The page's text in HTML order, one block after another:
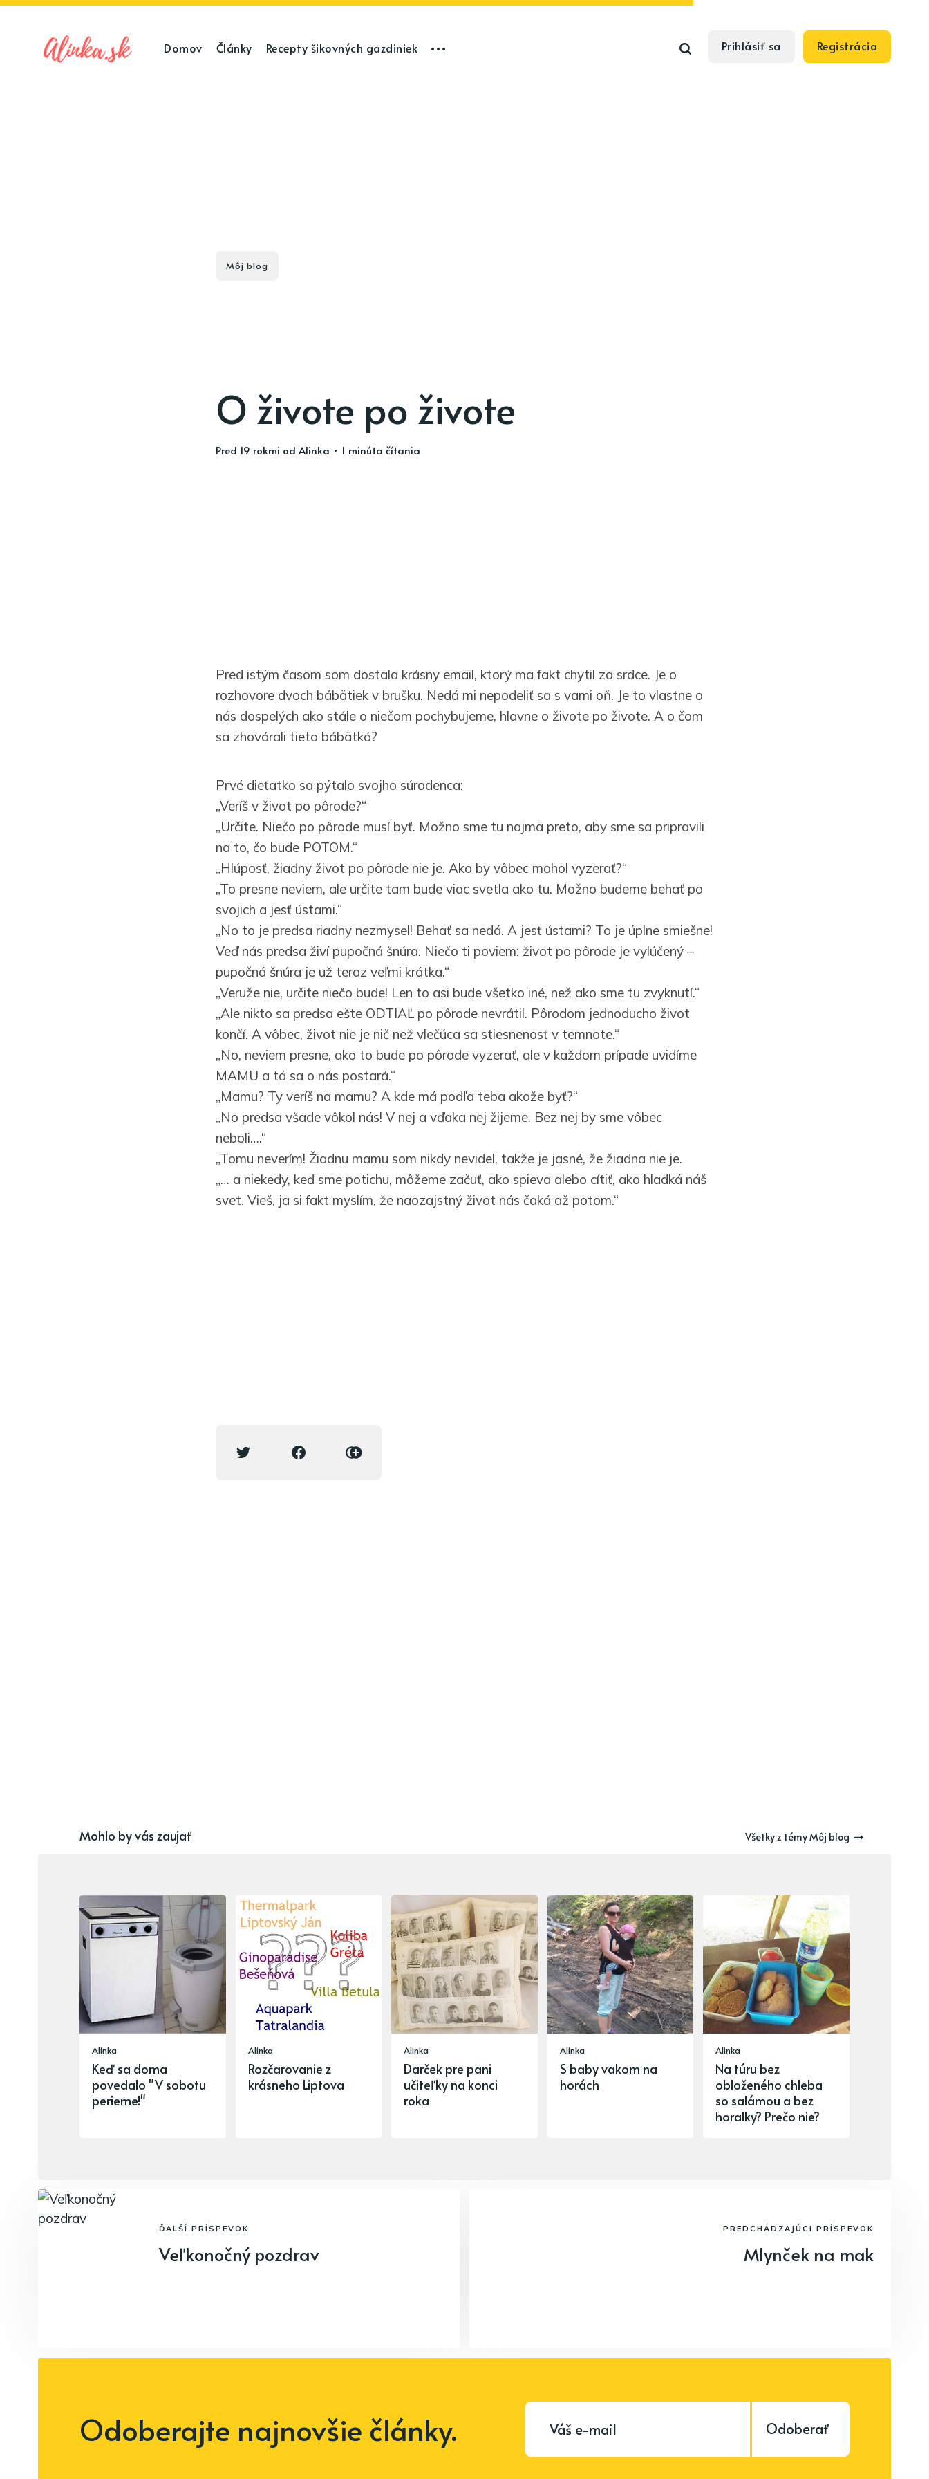
Domov Články Recepty šikovných gazdiniek Prihlásiť sa Registrácia
Môj blog
O živote po živote
pred 19 rokmi od Alinka • 1 minúta čítania
Pred istým časom som dostala krásny email, ktorý ma fakt chytil za srdce. Je o
rozhovore dvoch bábätiek v brušku. Nedá mi nepodeliť sa s vami oň. Je to vlastne o
nás dospelých ako stále o niečom pochybujeme, hlavne o živote po živote. A o čom
sa zhovárali tieto bábätká?
Prvé dieťatko sa pýtalo svojho súrodenca:
„Veríš v život po pôrode?“
„Určite. Niečo po pôrode musí byť. Možno sme tu najmä preto, aby sme sa pripravili
na to, čo bude POTOM.“
„Hlúposť, žiadny život po pôrode nie je. Ako by vôbec mohol vyzerať?“
„To presne neviem, ale určite tam bude viac svetla ako tu. Možno budeme behať po
svojich a jesť ústami.“
„No to je predsa riadny nezmysel! Behať sa nedá. A jesť ústami? To je úplne smiešne!
Veď nás predsa živí pupočná šnúra. Niečo ti poviem: život po pôrode je vylúčený –
pupočná šnúra je už teraz veľmi krátka.“
„Veruže nie, určite niečo bude! Len to asi bude všetko iné, než ako sme tu zvyknutí.“
„Ale nikto sa predsa ešte ODTIAĽ po pôrode nevrátil. Pôrodom jednoducho život
končí. A vôbec, život nie je nič než vlečúca sa stiesnenosť v temnote.“
„No, neviem presne, ako to bude po pôrode vyzerať, ale v každom prípade uvidíme
MAMU a tá sa o nás postará.“
„Mamu? Ty veríš na mamu? A kde má podľa teba akože byť?“
„No predsa všade vôkol nás! V nej a vďaka nej žijeme. Bez nej by sme vôbec
neboli….“
„Tomu neverím! Žiadnu mamu som nikdy nevidel, takže je jasné, že žiadna nie je.
„… a niekedy, keď sme potichu, môžeme začuť, ako spieva alebo cítiť, ako hladká náš
svet. Vieš, ja si fakt myslím, že naozajstný život nás čaká až potom.“
Mohlo by vás zaujať Všetky z témy Môj blog
Alinka
Keď sa doma
povedalo "V sobotu
perieme!"
Alinka
Rozčarovanie z
krásneho Liptova
Alinka
Darček pre pani
učiteľky na konci
roka
Alinka
S baby vakom na
horách
Alinka
Na túru bez
obloženého chleba
so salámou a bez
horalky? Prečo nie?
ĎALŠÍ PRÍSPEVOK
Veľkonočný pozdrav
PREDCHÁDZAJÚCI PRÍSPEVOK
Mlynček na mak
Odoberajte najnovšie články. Odoberať